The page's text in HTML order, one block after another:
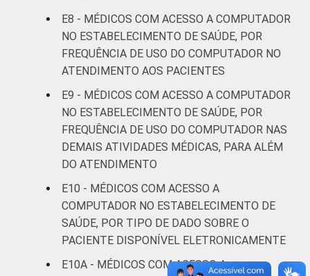
mais
LOCALIZAÇÃO Capital 41
¹Cada item apresentado se refere apenas
aos resultados da alternativa "Sim".
Fonte: CGI.br/NIC.br, Centro Regional de
Estudos para o Desenvolvimento da
Sociedade da Informação (Cetic.br),
Pesquisa sobre o uso das Tecnologias de
Informação e Comunicação nos
Saúde 2016.
E8 - MÉDICOS COM ACESSO A COMPUTADOR
NO ESTABELECIMENTO DE SAÚDE, POR
FREQUÊNCIA DE USO DO COMPUTADOR NO
ATENDIMENTO AOS PACIENTES
E9 - MÉDICOS COM ACESSO A COMPUTADOR
NO ESTABELECIMENTO DE SAÚDE, POR
FREQUÊNCIA DE USO DO COMPUTADOR NAS
DEMAIS ATIVIDADES MÉDICAS, PARA ALÉM
DO ATENDIMENTO
E10 - MÉDICOS COM ACESSO A
COMPUTADOR NO ESTABELECIMENTO DE
SAÚDE, POR TIPO DE DADO SOBRE O
PACIENTE DISPONÍVEL ELETRONICAMENTE
E10A - MÉDICOS COM ACESSO A